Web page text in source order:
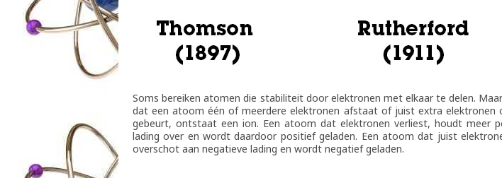
Soms bereiken atomen die stabiliteit door elektronen met elkaar te delen.
dat een atoom één of meerdere elektronen afstaat of juist extra elektronen
gebeurt, ontstaat een ion. Een atoom dat elektronen verliest, houdt meer
lading over en wordt daardoor positief geladen. Een atoom dat juist
overschot aan negatieve lading en wordt negatief geladen.